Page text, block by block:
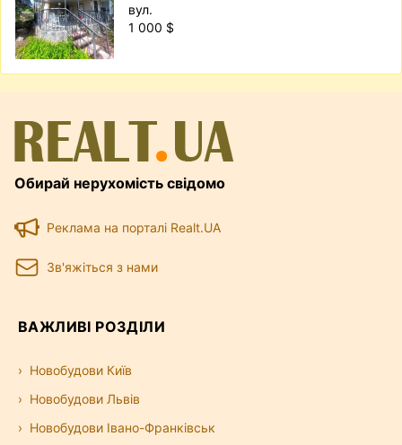
вул.
1 000 $
Обирай нерухомість свідомо
Реклама на порталі Realt.UA
Зв'яжіться з нами
ВАЖЛИВІ РОЗДІЛИ
Новобудови Київ
Новобудови Львів
Новобудови Івано-Франківськ